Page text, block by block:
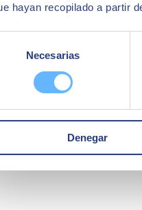
hayan recopilado a partir
Necesarias
Denegar